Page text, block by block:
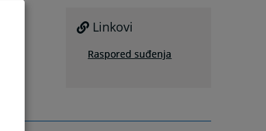
Linkovi
Raspored suđenja